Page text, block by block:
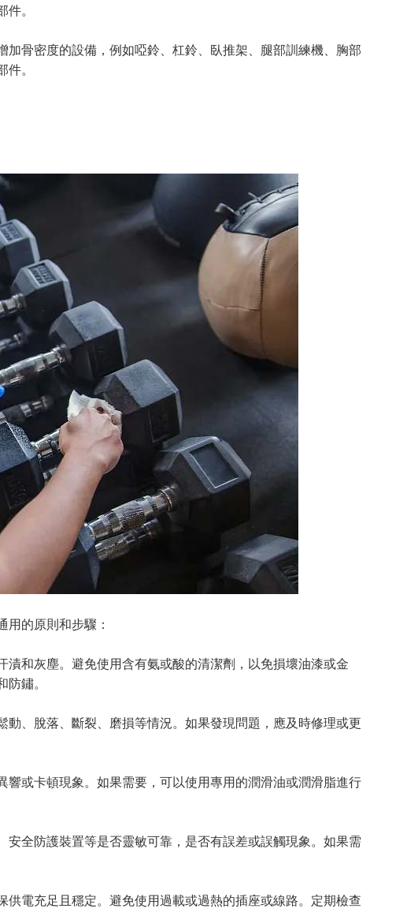
。
骨密度的設備，例如啞鈴、杠鈴、臥推架、腿部訓練機、胸部
。
的原則和步驟：
和灰塵。避免使用含有氨或酸的清潔劑，以免損壞油漆或金
鏽。
、脫落、斷裂、磨損等情況。如果發現問題，應及時修理或更
或卡頓現象。如果需要，可以使用專用的潤滑油或潤滑脂進行
全防護裝置等是否靈敏可靠，是否有誤差或誤觸現象。如果需
電充足且穩定。避免使用過載或過熱的插座或線路。定期檢查